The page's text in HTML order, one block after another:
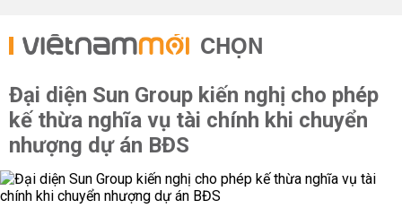
CHỌN
Đại diện Sun Group kiến nghị cho phép
kế thừa nghĩa vụ tài chính khi chuyển
nhượng dự án BĐS